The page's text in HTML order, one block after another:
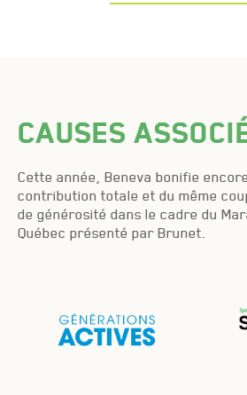
Causes
Cette année, Beneva bonifie
contribution totale et du même
de générosité dans le cadre du
Québec présenté par Brunet.